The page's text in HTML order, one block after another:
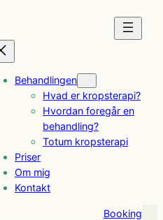
Behandlingen
Hvad er kropsterapi?
Hvordan foregår en
behandling?
Totum kropsterapi
Priser
Om mig
Kontakt
Booking